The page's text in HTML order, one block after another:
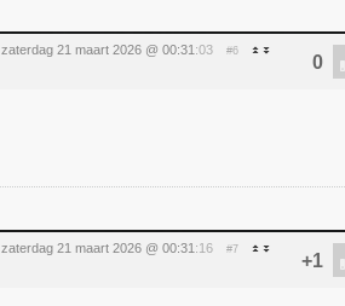
zaterdag 21 maart 2026 @ 00:31 :03 #6
zaterdag 21 maart 2026 @ 00:31 :16 #7